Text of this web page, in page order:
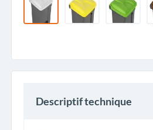
Descriptif technique